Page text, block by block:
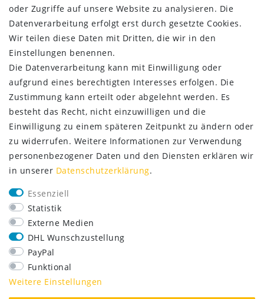
ZAHLUNG & VERSAND
SERVICE
Lieferung nur 2,95 €
Rücksendung kostenfrei
14 Tage Rückgaberecht
Kurze Lieferzeit
FOLGE UNS
oder Zugriffe auf unsere Website zu analysieren. Die
Datenverarbeitung erfolgt erst durch gesetzte Cookies.
Wir teilen diese Daten mit Dritten, die wir in den
Einstellungen benennen.
Die Datenverarbeitung kann mit Einwilligung oder
aufgrund eines berechtigten Interesses erfolgen. Die
Zustimmung kann erteilt oder abgelehnt werden. Es
besteht das Recht, nicht einzuwilligen und die
Einwilligung zu einem späteren Zeitpunkt zu ändern oder
zu widerrufen. Weitere Informationen zur Verwendung
personenbezogener Daten und den Diensten erklären wir
in unserer Daten­schutz­erklärung.
Essenziell
Statistik
Externe Medien
DHL Wunschzustellung
PayPal
Funktional
Weitere Einstellungen